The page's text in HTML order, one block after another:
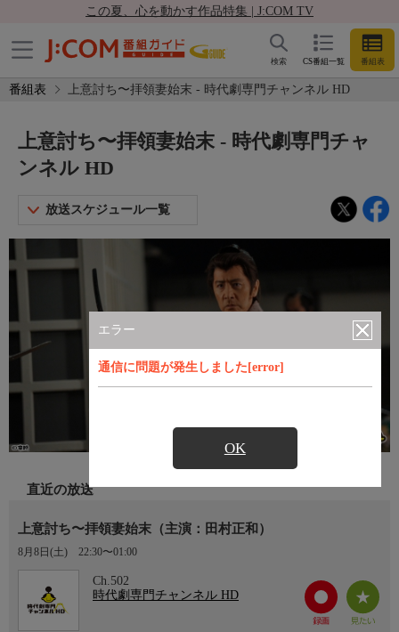
この夏、心を動かす作品特集 | J:COM TV
CS番組一覧 番組表
検索
番組表 上意討ち〜拝領妻始末 - 時代劇専門チャンネル HD
エラー
通信に問題が発生しました[error]
OK
上意討ち〜拝領妻始末 - 時代劇専門チャ
ンネル HD
放送スケジュール一覧
直近の放送
上意討ち〜拝領妻始末（主演：田村正和）
8月8日(土) 22:30〜01:00
Ch.502
時代劇専門チャンネル HD